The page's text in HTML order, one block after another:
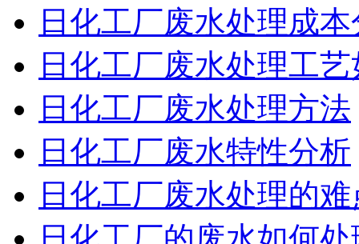
日化工厂废水处理成
日化工厂废水处理工
日化工厂废水处理方法
日化工厂废水特性分析
日化工厂废水处理的